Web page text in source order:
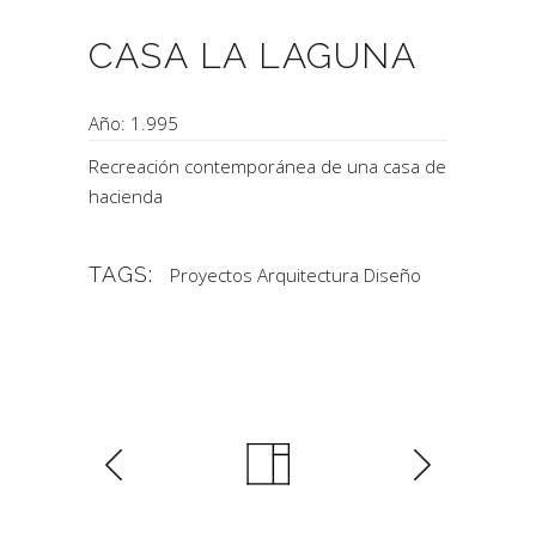
CASA LA LAGUNA
Año: 1.995
Recreación contemporánea de una casa de
hacienda
TAGS: Proyectos Arquitectura Diseño